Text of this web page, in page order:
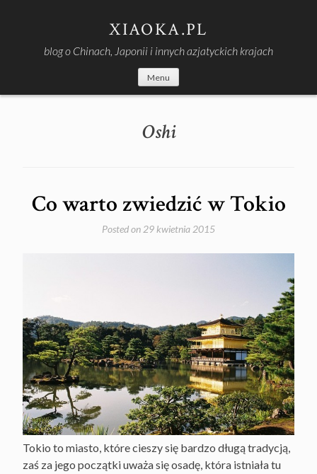
XIAOKA.PL
blog o Chinach, Japonii i innych azjatyckich krajach
Menu
Oshi
Co warto zwiedzić w Tokio
Posted on 29 kwietnia 2015
Tokio to miasto, które cieszy się bardzo długą tradycją,
zaś za jego początki uważa się osadę, która istniała tu